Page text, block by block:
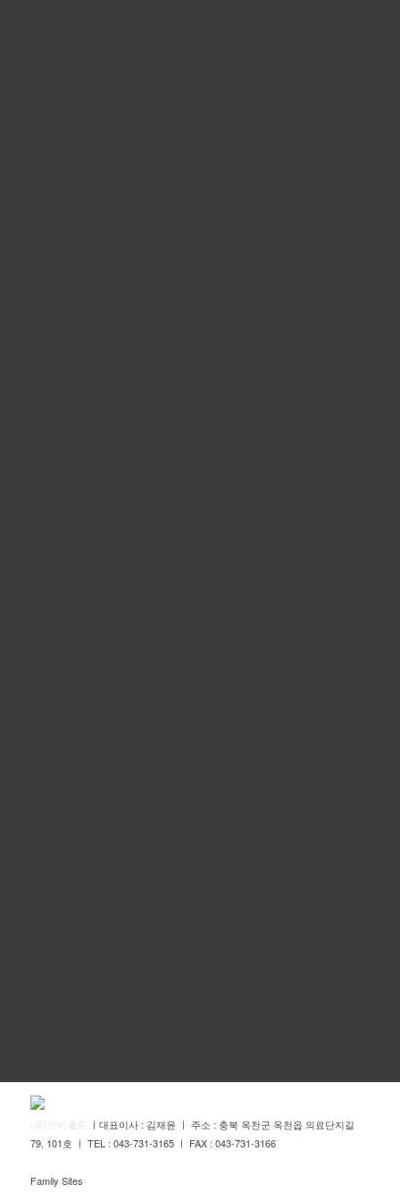
ㅣ대표이사 : 김재윤 ㅣ 주소 : 충북 옥천군 옥천읍 의료단지길
79, 101호 ㅣ TEL : 043-731-3165 ㅣ FAX : 043-731-3166
Family Sites